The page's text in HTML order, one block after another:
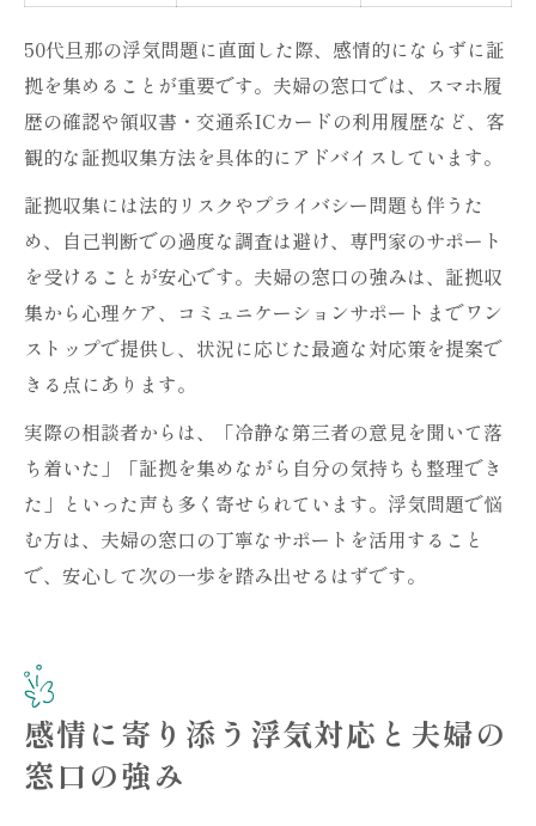
50代旦那の浮気問題に直面した際、感情的にならずに証
拠を集めることが重要です。夫婦の窓口では、スマホ履
歴の確認や領収書・交通系ICカードの利用履歴など、客
観的な証拠収集方法を具体的にアドバイスしています。
証拠収集には法的リスクやプライバシー問題も伴うた
め、自己判断での過度な調査は避け、専門家のサポート
を受けることが安心です。夫婦の窓口の強みは、証拠収
集から心理ケア、コミュニケーションサポートまでワン
ストップで提供し、状況に応じた最適な対応策を提案で
きる点にあります。
実際の相談者からは、「冷静な第三者の意見を聞いて落
ち着いた」「証拠を集めながら自分の気持ちも整理でき
た」といった声も多く寄せられています。浮気問題で悩
む方は、夫婦の窓口の丁寧なサポートを活用すること
で、安心して次の一歩を踏み出せるはずです。
感情に寄り添う浮気対応と夫婦の
窓口の強み